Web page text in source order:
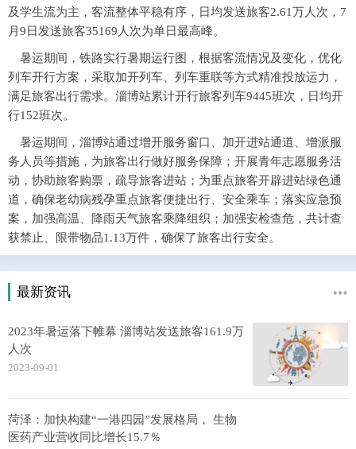
及学生流为主，客流整体平稳有序，日均发送旅客2.61万人次，7
月9日发送旅客35169人次为单日最高峰。
暑运期间，铁路实行暑期运行图，根据客流情况及变化，优化
列车开行方案，采取加开列车、列车重联等方式精准投放运力，
满足旅客出行需求。淄博站累计开行旅客列车9445班次，日均开
行152班次。
暑运期间，淄博站通过增开服务窗口、加开进站通道、增派服
务人员等措施，为旅客出行做好服务保障；开展青年志愿服务活
动，协助旅客购票，疏导旅客进站；为重点旅客开辟进站绿色通
道，确保老幼病残孕重点旅客便捷出行、安全乘车；落实应急预
案，加强高温、降雨天气旅客乘降组织；加强安检查危，共计查
获禁止、限带物品1.13万件，确保了旅客出行安全。
最新资讯
2023年暑运落下帷幕 淄博站发送旅客161.9万
人次
2023-09-01
菏泽：加快构建“一港四园”发展格局， 生物
医药产业营收同比增长15.7％